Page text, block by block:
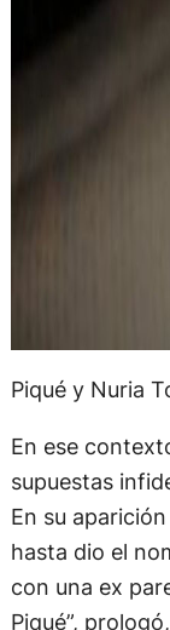
Piqué y Nuria
En ese
supuestas
En su
hasta dio el
con una ex
Piqué”,